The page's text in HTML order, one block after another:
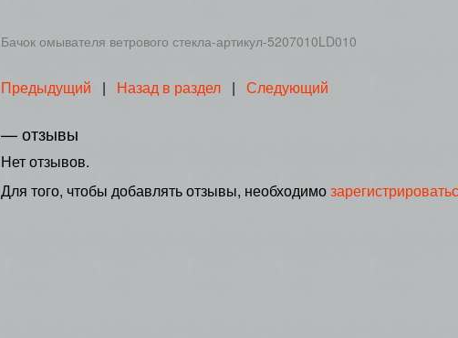
Бачок омывателя ветрового стекла-артикул-5207010LD010
Предыдущий | Назад в раздел| Следующий
— отзывы
Нет отзывов.
Для того, чтобы добавлять отзывы, необходимо